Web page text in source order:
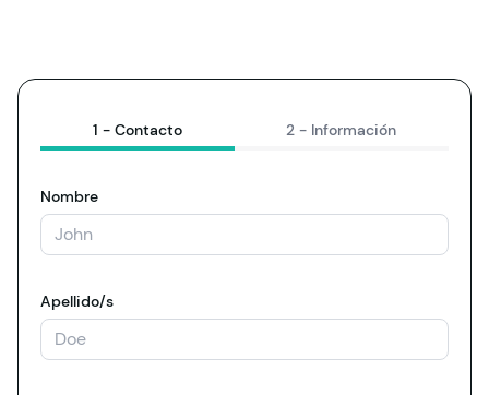
1 - Contacto 2 - Información
Nombre
Apellido/s